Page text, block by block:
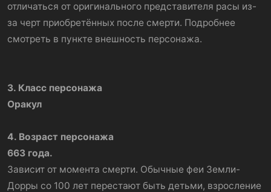
отличаться от оригинального представителя расы из-
за черт приобретённых после смерти. Подробнее
смотреть в пункте внешность персонажа.
3. Класс персонажа
Оракул
4. Возраст персонажа
663 года.
Зависит от момента смерти. Обычные феи Земли-
Дорры со 100 лет перестают быть детьми, взросление